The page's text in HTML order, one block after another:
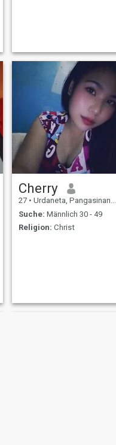
Cherry
27 • Urdaneta, Pangasinan, Philippinen
Suche: Männlich 30 - 49
Religion: Christ